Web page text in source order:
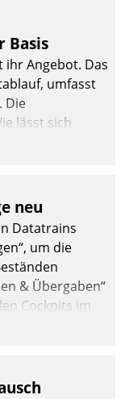
Basis
Angebot. Das
umfasst
Die
lässt sich
Freiraum
neu
Datatrains
um die
& Übergaben“
Cockpits im